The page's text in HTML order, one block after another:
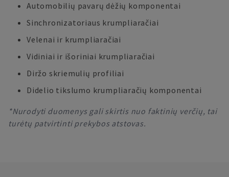
Automobilių pavarų dėžių komponentai
Sinchronizatoriaus krumpliaračiai
Velenai ir krumpliaračiai
Vidiniai ir išoriniai krumpliaračiai
Diržo skriemulių profiliai
Didelio tikslumo krumpliaračių komponentai
*Nurodyti duomenys gali skirtis nuo faktinių verčių, tai
turėtų patvirtinti prekybos atstovas.